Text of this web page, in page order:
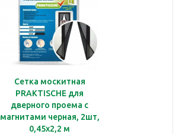
Сетка москитная
PRAKTISCHE для
дверного проема с
магнитами черная, 2шт,
0,45х2,2 м